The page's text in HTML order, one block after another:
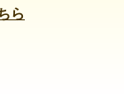
ら